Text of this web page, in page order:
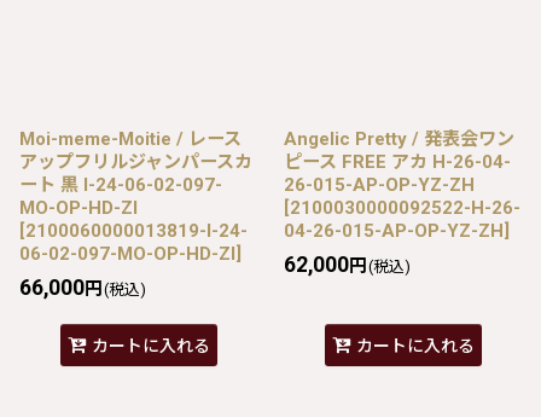
Moi-meme-Moitie / レース
アップフリルジャンパースカ
ート 黒 I-24-06-02-097-
MO-OP-HD-ZI
[2100060000013819-I-24-
06-02-097-MO-OP-HD-ZI]
66,000円 (税込)
カートに入れる
Angelic Pretty / 発表会ワン
ピース FREE アカ H-26-04-
26-015-AP-OP-YZ-ZH
[2100030000092522-H-26-
04-26-015-AP-OP-YZ-ZH]
62,000円 (税込)
カートに入れる